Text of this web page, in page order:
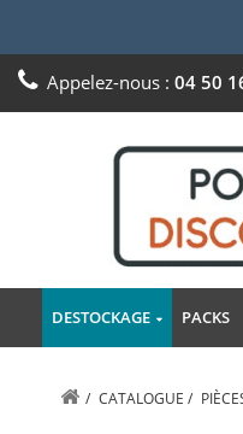
Appelez-nous : 04 50
DESTOCKAGE PACKS
/ CATALOGUE /